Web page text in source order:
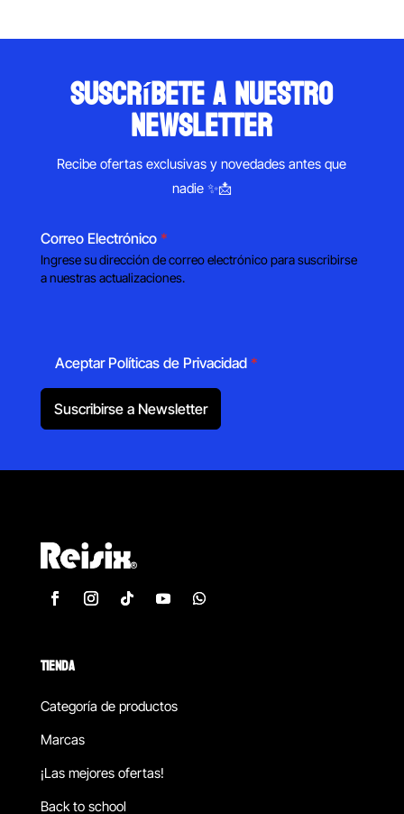
suscríbete a nuestro
newsletter
Recibe ofertas exclusivas y novedades antes que
nadie ✨📩
Correo Electrónico *
Ingrese su dirección de correo electrónico para suscribirse
a nuestras actualizaciones.
Aceptar Políticas de Privacidad *
Suscribirse a Newsletter
TIENDA
Categoría de productos
Marcas
¡Las mejores ofertas!
Back to school